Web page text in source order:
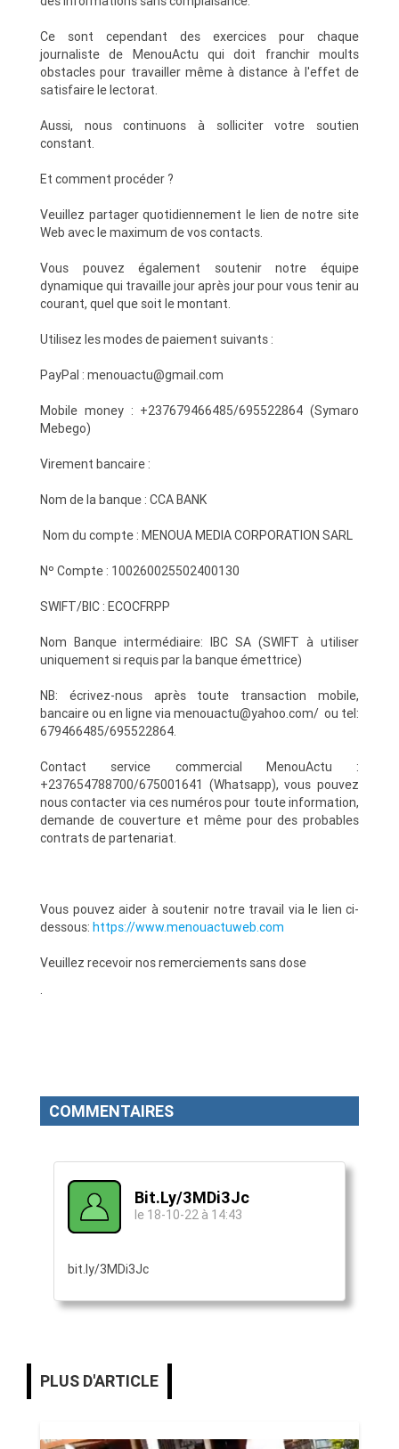
Ce sont cependant des exercices pour chaque
journaliste de MenouActu qui doit franchir moults
obstacles pour travailler même à distance à l'effet de
satisfaire le lectorat.
Aussi, nous continuons à solliciter votre soutien
constant.
Et comment procéder ?
Veuillez partager quotidiennement le lien de notre site
Web avec le maximum de vos contacts.
Vous pouvez également soutenir notre équipe
dynamique qui travaille jour après jour pour vous tenir au
courant, quel que soit le montant.
Utilisez les modes de paiement suivants :
PayPal : menouactu@gmail.com
Mobile money : +237679466485/695522864 (Symaro
Mebego)
Virement bancaire :
Nom de la banque : CCA BANK
Nom du compte : MENOUA MEDIA CORPORATION SARL
Nº Compte : 100260025502400130
SWIFT/BIC : ECOCFRPP
Nom Banque intermédiaire: IBC SA (SWIFT à utiliser
uniquement si requis par la banque émettrice)
NB: écrivez-nous après toute transaction mobile,
bancaire ou en ligne via menouactu@yahoo.com/ ou tel:
679466485/695522864.
Contact service commercial MenouActu :
+237654788700/675001641 (Whatsapp), vous pouvez
nous contacter via ces numéros pour toute information,
demande de couverture et même pour des probables
contrats de partenariat.
Vous pouvez aider à soutenir notre travail via le lien ci-
dessous: https://www.menouactuweb.com
Veuillez recevoir nos remerciements sans dose
COMMENTAIRES
Bit.ly/3MDi3Jc
le 18-10-22 à 14:43
bit.ly/3MDi3Jc
PLUS D'ARTICLE